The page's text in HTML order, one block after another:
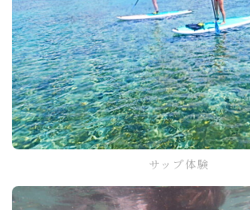
サップ体験